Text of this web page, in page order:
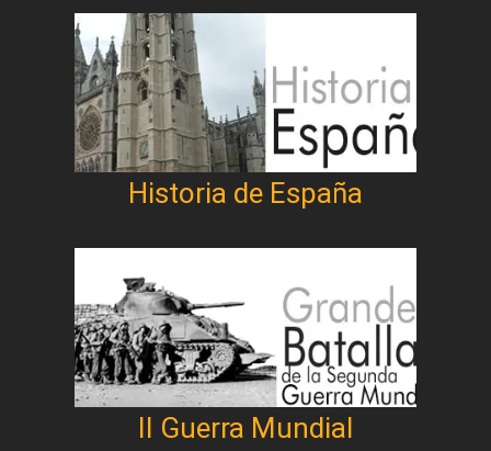
Historia de España
II Guerra Mundial